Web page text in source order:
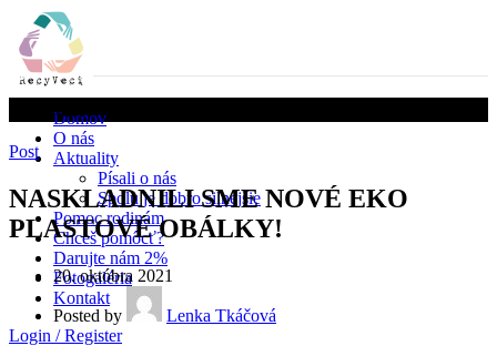
Domov
O nás
Aktuality
Písali o nás
Spolu je dobro silnejšie
Pomoc rodinám
Chceš pomôcť?
Darujte nám 2%
Fotogaléria
Kontakt
Login / Register
Aktuality
Post
NASKLADNILI SME NOVÉ EKO
PLASTOVÉ OBÁLKY!
20. októbra 2021
Posted by Lenka Tkáčová